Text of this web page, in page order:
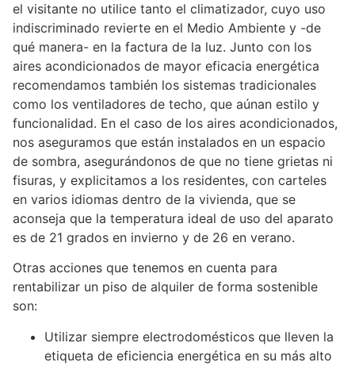
el visitante no utilice tanto el climatizador, cuyo uso
indiscriminado revierte en el Medio Ambiente y -de
qué manera- en la factura de la luz. Junto con los
aires acondicionados de mayor eficacia energética
recomendamos también los sistemas tradicionales
como los ventiladores de techo, que aúnan estilo y
funcionalidad. En el caso de los aires acondicionados,
nos aseguramos que están instalados en un espacio
de sombra, asegurándonos de que no tiene grietas ni
fisuras, y explicitamos a los residentes, con carteles
en varios idiomas dentro de la vivienda, que se
aconseja que la temperatura ideal de uso del aparato
es de 21 grados en invierno y de 26 en verano.
Otras acciones que tenemos en cuenta para
rentabilizar un piso de alquiler de forma sostenible
son:
Utilizar siempre electrodomésticos que lleven la
etiqueta de eficiencia energética en su más alto